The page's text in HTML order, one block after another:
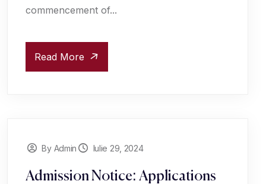
commencement of...
Read More
By Admin Iulie 29, 2024
Admission Notice: Applications